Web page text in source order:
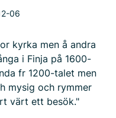
06
kyrka men å andra
i Finja på 1600-
fr 1200-talet men
mysig och rymmer
värt ett besök."